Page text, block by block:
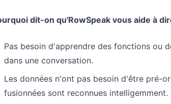
dit-on qu'RowSpeak vous aide à
Pas besoin d'apprendre des fonctions ou
dans une conversation.
Les données n'ont pas besoin d'être pré-
fusionnées sont reconnues intelligemment.